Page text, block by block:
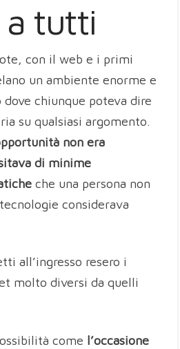
tutti
con il web e i primi
un ambiente enorme e
chiunque poteva dire
su qualsiasi argomento.
non era
di minime
che una persona non
considerava
all’ingresso resero i
molto diversi da quelli
come l’occasione